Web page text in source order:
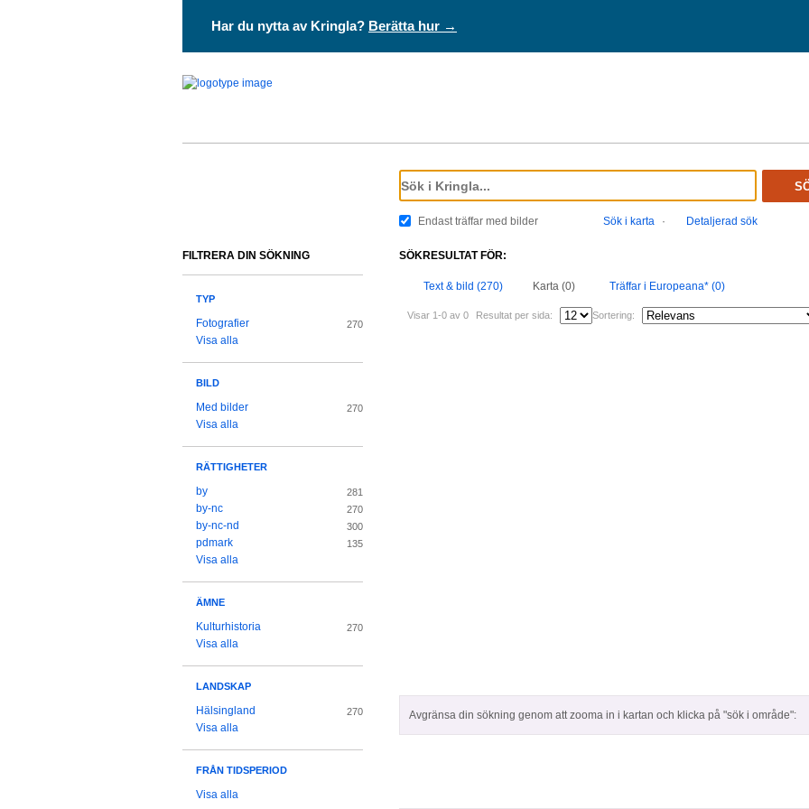
Har du nytta av Kringla? Berätta hur →
Endast träffar med bilder Sök i karta · Detaljerad sök
SÖKRESULTAT FÖR:
Text & bild (270) Karta (0) Träffar i Europeana* (0)
Visar 1-0 av 0 Resultat per sida: Sortering:
Avgränsa din sökning genom att zooma in i kartan och klicka på "sök i område":
FILTRERA DIN SÖKNING
TYP
Fotografier 270
Visa alla
BILD
Med bilder 270
Visa alla
RÄTTIGHETER
by 281
by-nc 270
by-nc-nd 300
pdmark 135
Visa alla
ÄMNE
Kulturhistoria 270
Visa alla
LANDSKAP
Hälsingland 270
Visa alla
FRÅN TIDSPERIOD
Visa alla